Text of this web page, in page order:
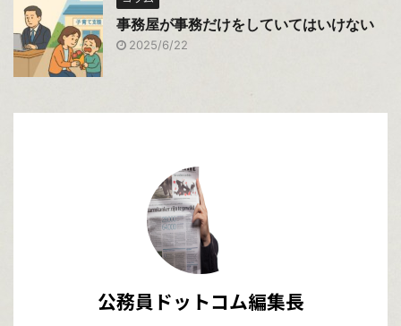
事務屋が事務だけをしていてはいけない
2025/6/22
公務員ドットコム編集長